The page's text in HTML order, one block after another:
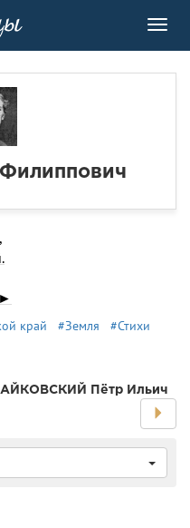
край #Земля
#Стихи
Пётр Ильич